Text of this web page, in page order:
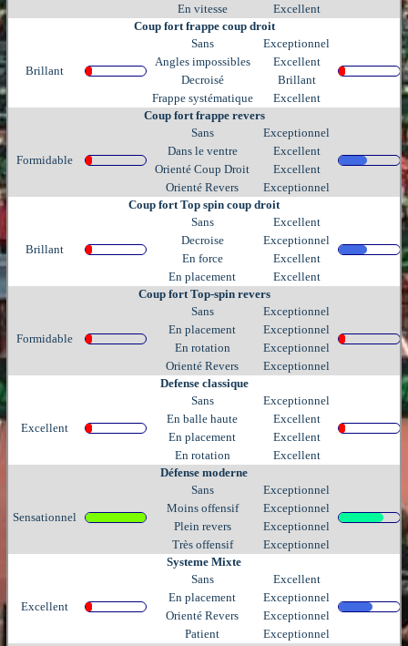
En vitesse
Excellent
Coup fort frappe coup droit
Brillant
Sans
Exceptionnel
Angles impossibles
Excellent
Decroisé
Brillant
Frappe systématique
Excellent
Coup fort frappe revers
Formidable
Sans
Exceptionnel
Dans le ventre
Excellent
Orienté Coup Droit
Excellent
Orienté Revers
Exceptionnel
Coup fort Top spin coup droit
Brillant
Sans
Excellent
Decroise
Exceptionnel
En force
Excellent
En placement
Excellent
Coup fort Top-spin revers
Formidable
Sans
Exceptionnel
En placement
Exceptionnel
En rotation
Exceptionnel
Orienté Revers
Exceptionnel
Defense classique
Excellent
Sans
Exceptionnel
En balle haute
Excellent
En placement
Excellent
En rotation
Excellent
Défense moderne
Sensationnel
Sans
Exceptionnel
Moins offensif
Exceptionnel
Plein revers
Exceptionnel
Très offensif
Exceptionnel
Systeme Mixte
Excellent
Sans
Excellent
En placement
Exceptionnel
Orienté Revers
Exceptionnel
Patient
Exceptionnel